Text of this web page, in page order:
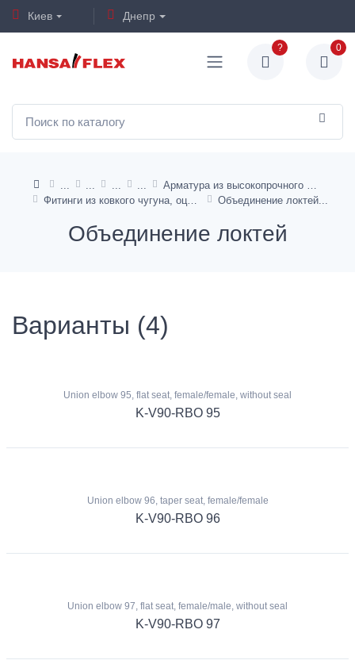
Киев Днепр
? 0
Фитинги из ковкого чугуна, оцинкованные
Объединение локтей
Объединение локтей
Варианты (4)
Union elbow 95, flat seat, female/female, without seal
K-V90-RBO 95
Union elbow 96, taper seat, female/female
K-V90-RBO 96
Union elbow 97, flat seat, female/male, without seal
K-V90-RBO 97